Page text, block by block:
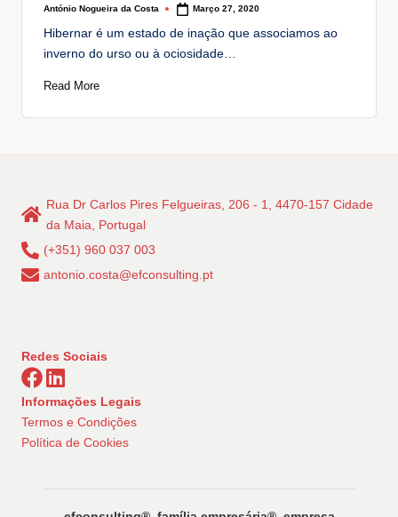
Posted
António Nogueira da Costa Março 27, 2020
Hibernar é um estado de inação que associamos ao
inverno do urso ou à ociosidade…
Read More
Rua Dr Carlos Pires Felgueiras, 206 - 1, 4470-157 Cidade
da Maia, Portugal
(+351) 960 037 003
antonio.costa@efconsulting.pt
Redes Sociais
Informações Legais
Termos e Condições
Política de Cookies